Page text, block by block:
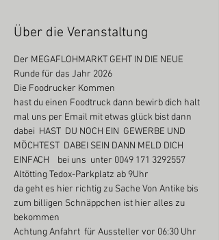
Über die Veranstaltung
Der MEGAFLOHMARKT GEHT IN DIE NEUE
Runde für das Jahr 2026
Die Foodrucker Kommen
hast du einen Foodtruck dann bewirb dich halt
mal uns per Email mit etwas glück bist dann
dabei  HAST  DU NOCH EIN  GEWERBE UND
MÖCHTEST  DABEI SEIN DANN MELD DICH
EINFACH    bei uns  unter 0049 171 3292557
Altötting Tedox-Parkplatz ab 9Uhr
da geht es hier richtig zu Sache Von Antike bis
zum billigen Schnäppchen ist hier alles zu
bekommen
Achtung Anfahrt  für Aussteller vor 06:30 Uhr